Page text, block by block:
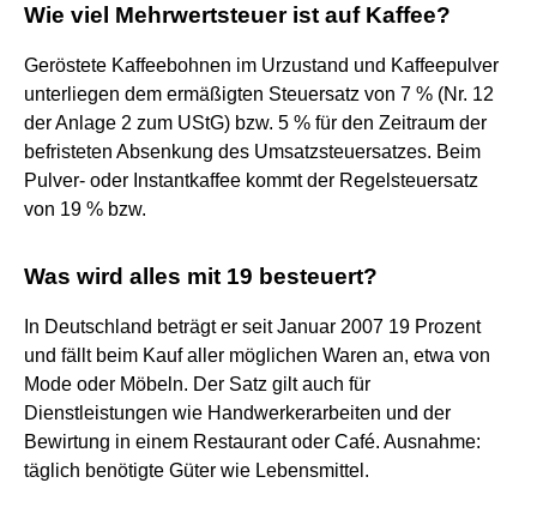
Wie viel Mehrwertsteuer ist auf Kaffee?
Geröstete Kaffeebohnen im Urzustand und Kaffeepulver
unterliegen dem ermäßigten Steuersatz von 7 % (Nr. 12
der Anlage 2 zum UStG) bzw. 5 % für den Zeitraum der
befristeten Absenkung des Umsatzsteuersatzes. Beim
Pulver- oder Instantkaffee kommt der Regelsteuersatz
von 19 % bzw.
Was wird alles mit 19 besteuert?
In Deutschland beträgt er seit Januar 2007 19 Prozent
und fällt beim Kauf aller möglichen Waren an, etwa von
Mode oder Möbeln. Der Satz gilt auch für
Dienstleistungen wie Handwerkerarbeiten und der
Bewirtung in einem Restaurant oder Café. Ausnahme:
täglich benötigte Güter wie Lebensmittel.